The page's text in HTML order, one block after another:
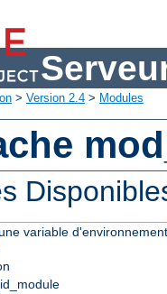
> Version 2.4 > Modules
variable